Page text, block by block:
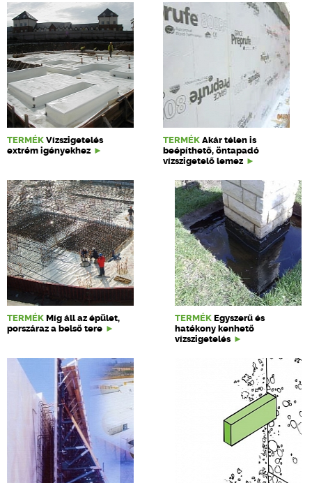
TERMÉK Vízszigetelés
extrém igényekhez
TERMÉK Akár télen is
beépíthető, öntapadó
vízszigetelő lemez
TERMÉK Míg áll az épület,
porszáraz a belső tere
TERMÉK Egyszerű és
hatékony kenhető
vízszigetelés